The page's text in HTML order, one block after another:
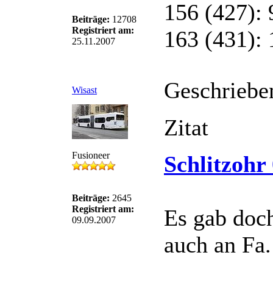
Beiträge: 12708
Registriert am:
25.11.2007
156 (427):
163 (431):
Wisast
Fusioneer
Beiträge: 2645
Registriert am:
09.09.2007
Zitat
Schlitzohr
Es gab
auch an